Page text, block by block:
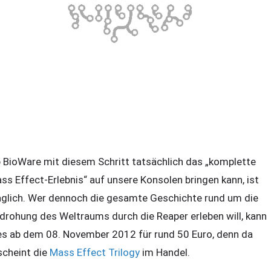
BioWare mit diesem Schritt tatsächlich das „komplette
Effect-Erlebnis“ auf unsere Konsolen bringen kann, ist
Wer dennoch die gesamte Geschichte rund um die
des Weltraums durch die Reaper erleben will, kann
ab dem 08. November 2012 für rund 50 Euro, denn da
die Mass Effect Trilogy im Handel.